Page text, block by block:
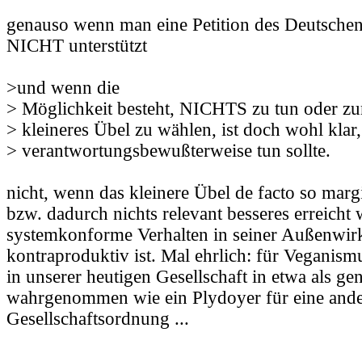
genauso wenn man eine Petition des
NICHT unterstützt
>und wenn die
> Möglichkeit besteht, NICHTS zu tun oder
> kleineres Übel zu wählen, ist doch wohl
> verantwortungsbewußterweise tun sollte.
nicht, wenn das kleinere Übel de facto so
bzw. dadurch nichts relevant besseres erreicht
systemkonforme Verhalten in seiner
kontraproduktiv ist. Mal ehrlich: für
in unserer heutigen Gesellschaft in etwa als
wahrgenommen wie ein Plydoyer für eine
Gesellschaftsordnung ...